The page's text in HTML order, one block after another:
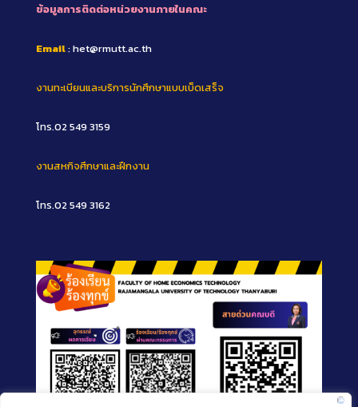
ข้อมูลการติดต่อหน่วยงานภายในคณะ
Email: het@rmutt.ac.th
งานทะเบียนและบริการนักศึกษาแบบเบ็ดเสร็จ
โทร.02 549 3159
งานสหกิจศึกษาและฝึกงาน
โทร.02 549 3162